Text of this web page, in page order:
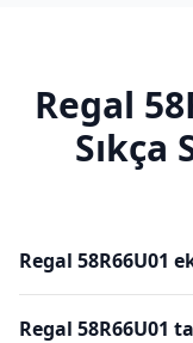
Regal
Regal 58R66U01
Regal 58R66U01